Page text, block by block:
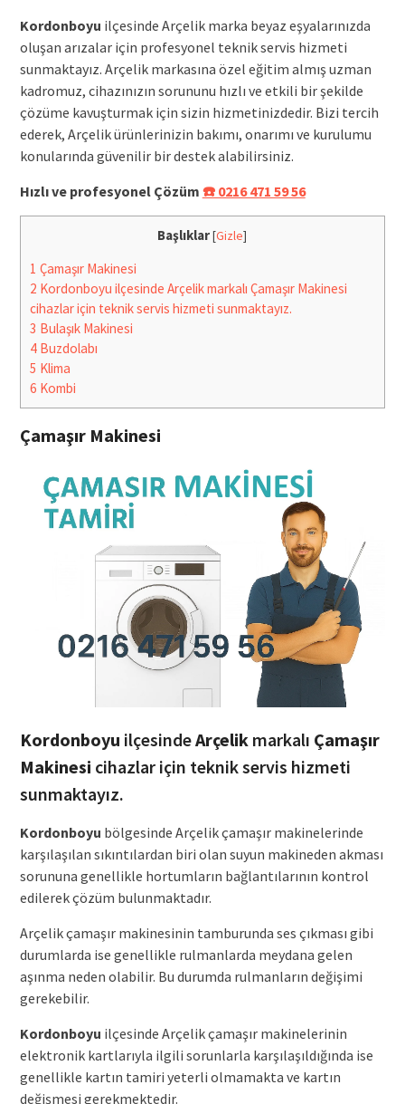
Kordonboyu ilçesinde Arçelik marka beyaz eşyalarınızda
oluşan arızalar için profesyonel teknik servis hizmeti
sunmaktayız. Arçelik markasına özel eğitim almış uzman
kadromuz, cihazınızın sorununu hızlı ve etkili bir şekilde
çözüme kavuşturmak için sizin hizmetinizdedir. Bizi tercih
ederek, Arçelik ürünlerinizin bakımı, onarımı ve kurulumu
konularında güvenilir bir destek alabilirsiniz.
Hızlı ve profesyonel Çözüm ☎️ 0216 471 59 56
Başlıklar[Gizle]
1 Çamaşır Makinesi
2 Kordonboyu ilçesinde Arçelik markalı Çamaşır Makinesi
cihazlar için teknik servis hizmeti sunmaktayız.
3 Bulaşık Makinesi
4Buzdolabı
5 Klima
6 Kombi
Çamaşır Makinesi
Kordonboyu ilçesindeArçelik markalı Çamaşır
Makinesi cihazlar için teknik servis hizmeti
sunmaktayız.
Kordonboyu bölgesinde Arçelik çamaşır makinelerinde
karşılaşılan sıkıntılardan biri olan suyun makineden akması
sorununa genellikle hortumların bağlantılarının kontrol
edilerek çözüm bulunmaktadır.
Arçelik çamaşır makinesinin tamburunda ses çıkması gibi
durumlarda ise genellikle rulmanlarda meydana gelen
aşınma neden olabilir. Bu durumda rulmanların değişimi
gerekebilir.
Kordonboyu ilçesinde Arçelik çamaşır makinelerinin
elektronik kartlarıyla ilgili sorunlarla karşılaşıldığında ise
genellikle kartın tamiri yeterli olmamakta ve kartın
değişmesi gerekmektedir.